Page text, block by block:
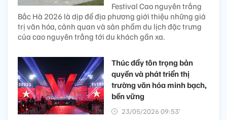
Festival Cao nguyên trắng
Bắc Hà 2026 là dịp để địa phương giới thiệu những giá
trị văn hóa, cảnh quan và sản phẩm du lịch đặc trưng
của cao nguyên trắng tới du khách gần xa.
Thúc đẩy tôn trọng bản
quyền và phát triển thị
trường văn hóa minh bạch,
bền vững
23/05/2026 09:53’